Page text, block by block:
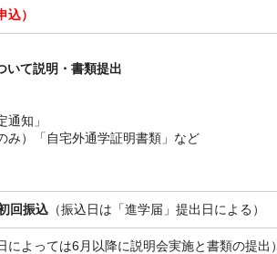
）
いて説明・書類提出
通知」
み）「自宅外通学証明書類」など
回振込 （振込日は「進学届」提出日による）
によっては6月以降に説明会実施と書類の提出）